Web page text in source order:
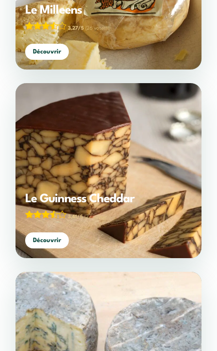
Le Milleens
3,27/5 (26 votes)
Découvrir
Le Guinness Cheddar
3,41/5(22 votes)
Découvrir